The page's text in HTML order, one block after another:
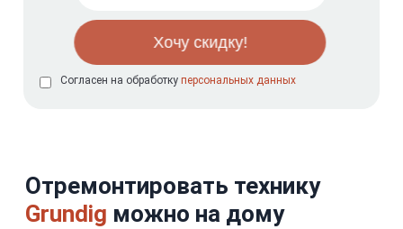
Согласен на обработку персональных данных
Отремонтировать технику
Grundig можно на дому